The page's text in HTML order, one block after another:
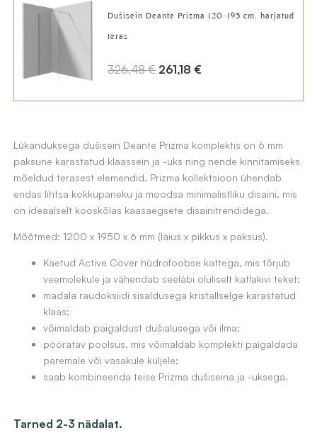
419,81 €.
Dušisein Deante Prizma 120×195 cm, harjatud
teras
326,48€ A
e
h
i
n
d
i
3
2
6
261,18 €
e
n
t
p
r
c
e
s
2
Lükanduksega dušisein Deante Prizma komplektis on 6 mm
paksune karastatud klaassein ja -uks ning nende kinnitamiseks
mõeldud terasest elemendid. Prizma kollektsioon ühendab
endas lihtsa kokkupaneku ja moodsa minimalistliku disaini, mis
on ideaalselt kooskõlas kaasaegsete disainitrendidega.
Mõõtmed: 1200 x 1950 x 6 mm (laius x pikkus x paksus).
Kaetud Active Cover hüdrofoobse kattega, mis tõrjub
veemolekule ja vähendab seeläbi oluliselt katlakivi teket;
madala raudoksiidi sisaldusega kristallselge karastatud
klaas;
võimaldab paigaldust dušialusega või ilma;
pööratav poolsus, mis võimaldab komplekti paigaldada
paremale või vasakule küljele;
saab kombineerida teise Prizma dušiseina ja -uksega.
Tarned 2-3 nädalat.
Lükanduksega